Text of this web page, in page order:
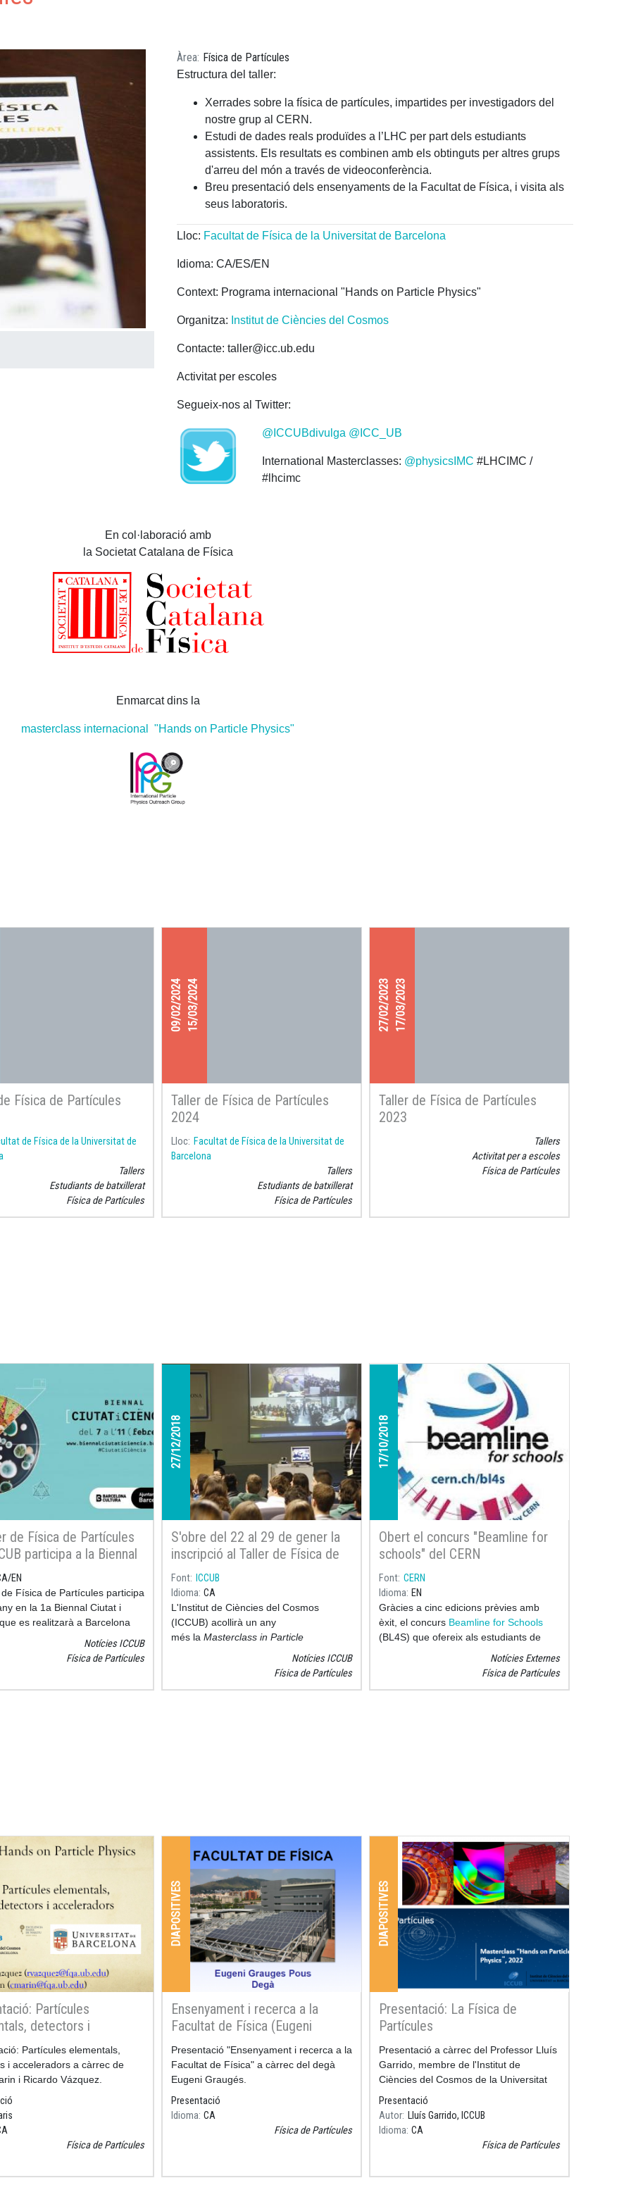
Àrea Física de Partícules
Estructura del taller:
Xerrades sobre la física de partícules, impartides per investigadors del
nostre grup al CERN.
Estudi de dades reals produïdes a l’LHC per part dels estudiants
assistents. Els resultats es combinen amb els obtinguts per altres grups
d'arreu del món a través de videoconferència.
Breu presentació dels ensenyaments de la Facultat de Física, i visita als
seus laboratoris.
Lloc: Facultat de Física de la Universitat de Barcelona
Idioma: CA/ES/EN
Context: Programa internacional "Hands on Particle Physics"
Organitza: Institut de Ciències del Cosmos
Contacte: taller@icc.ub.edu
Activitat per escoles
Segueix-nos al Twitter:
@ICCUBdivulga @ICC_UB
International Masterclasses: @physicsIMC #LHCIMC /
#lhcimc
En col·laboració amb
la Societat Catalana de Física
Enmarcat dins la
masterclass internacional "Hands on Particle Physics"
Física de Partícules
de Física de la Universitat de
Tallers
Estudiants de batxillerat
Física de Partícules
09/02/202415/03/2024
Taller de Física de Partícules
2024
Lloc Facultat de Física de la Universitat de
Barcelona
Tallers
Estudiants de batxillerat
Física de Partícules
27/02/202317/03/2023
Taller de Física de Partícules
2023
Tallers
Activitat per a escoles
Física de Partícules
de Física de Partícules
participa a la Biennal
EN
de Física de Partícules participa
en la 1a Biennal Ciutat i
es realitzarà a Barcelona
organitza durant cinc dies 70
de divulgació gratuïtes
Notícies ICCUB
Física de Partícules
27/12/2018
S'obre del 22 al 29 de gener la
inscripció al Taller de Física de
Partícules 2019
Font
ICCUB
Idioma CA
L'Institut de Ciències del Cosmos
(ICCUB) acollirà un any
més la Masterclass in Particle
que es celebra a l'ICCUB sota el
Taller de Física de Partícules. El
període d'inscripció per les dues
Notícies ICCUB
Física de Partícules
17/10/2018
Obert el concurs "Beamline for
schools" del CERN
Font CERN
Idioma EN
Gràcies a cinc edicions prèvies amb
èxit, el concurs Beamline for Schools
(BL4S) que ofereix als estudiants de
batxillerat l'oportunitat de realitzar un
experiment real en un laboratori
d'investigació real s'ha convertit en un
Notícies Externes
Física de Partícules
Partícules
detectors i
(Carla Marin i
Vázquez)
Partícules elementals,
i acceleradors a càrrec de
i Ricardo Vázquez.
Física de Partícules
DIAPOSITIVES
Ensenyament i recerca a la
Facultat de Física (Eugeni
Graugés)
Resum
Presentació "Ensenyament i recerca a la
Facultat de Física" a càrrec del degà
Eugeni Graugés.
Presentació
Idioma CA
Física de Partícules
DIAPOSITIVES
Presentació: La Física de
Partícules
Resum
Presentació a càrrec del Professor Lluís
Garrido, membre de l'Institut de
Ciències del Cosmos de la Universitat
de Barcelona en el Taller de Física de
Partícules de l'edició 2022.
Presentació
Autor Lluís Garrido, ICCUB
Idioma CA
Física de Partícules